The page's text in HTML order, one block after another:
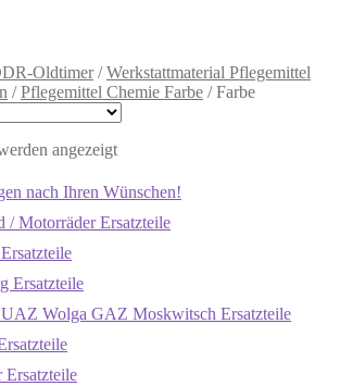
Oldtimer/Werkstattmaterial Pflegemittel
/Pflegemittel Chemie Farbe /Farbe
angezeigt
nach Ihren Wünschen!
/ Motorräder Ersatzteile
Ersatzteile
Wolga GAZ Moskwitsch Ersatzteile